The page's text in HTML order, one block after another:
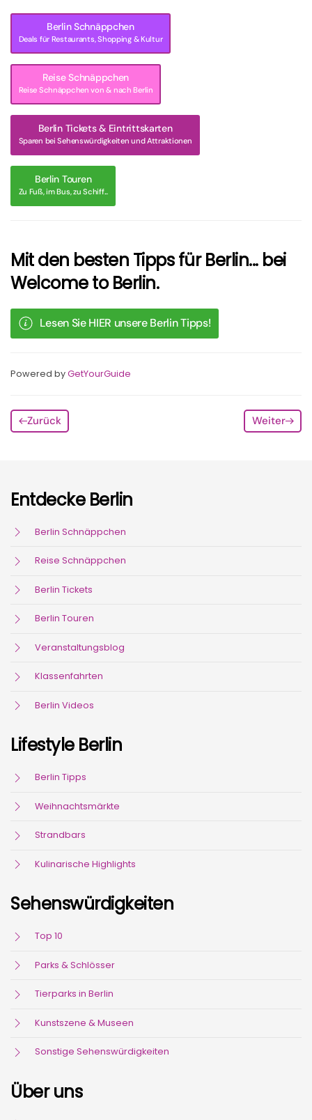
Berlin Schnäppchen
Deals für Restaurants, Shopping & Kultur
Reise Schnäppchen
Reise Schnäppchen von & nach Berlin
Berlin Tickets & Eintrittskarten
Sparen bei Sehenswürdigkeiten und Attraktionen
Berlin Touren
Zu Fuß, im Bus, zu Schiff...
Mit den besten Tipps für Berlin... bei
Welcome to Berlin.
Lesen Sie HIER unsere Berlin Tipps!
Powered byGetYourGuide
Zurück Weiter
Entdecke Berlin
Berlin Schnäppchen
Reise Schnäppchen
Berlin Tickets
Berlin Touren
Veranstaltungsblog
Klassenfahrten
Berlin Videos
Lifestyle Berlin
Berlin Tipps
Weihnachtsmärkte
Strandbars
Kulinarische Highlights
Sehenswürdigkeiten
Top 10
Parks & Schlösser
Tierparks in Berlin
Kunstszene & Museen
Sonstige Sehenswürdigkeiten
Über uns